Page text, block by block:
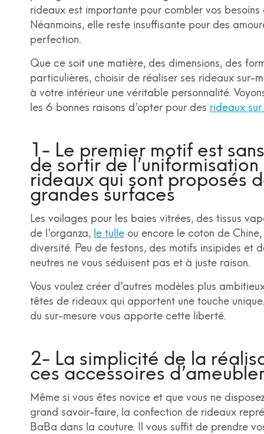
rideaux est importante pour combler vos besoins
Néanmoins, elle reste insuffisante pour des
perfection.
Que ce soit une matière, des dimensions, des
particulières, choisir de réaliser ses rideaux sur-
à votre intérieur une véritable personnalité.
les 6 bonnes raisons d’opter pour des rideaux sur
1- Le premier motif est
de sortir de l’uniformisation
rideaux qui sont proposés
grandes surfaces
Les voilages pour les baies vitrées, des tissus
de l’organza, le tulleou encore le coton de
diversité. Peu de festons, des motifs insipides et
neutres ne vous séduisent pas et à juste raison.
Vous voulez créer d’autres modèles plus
têtes de rideaux qui apportent une touche
du sur-mesure vous apporte cette liberté.
2- La simplicité de la
ces accessoires
Même si vous êtes novice et que vous ne
grand savoir-faire, la confection de rideaux
BaBa dans la couture. Il vous suffit de prendre